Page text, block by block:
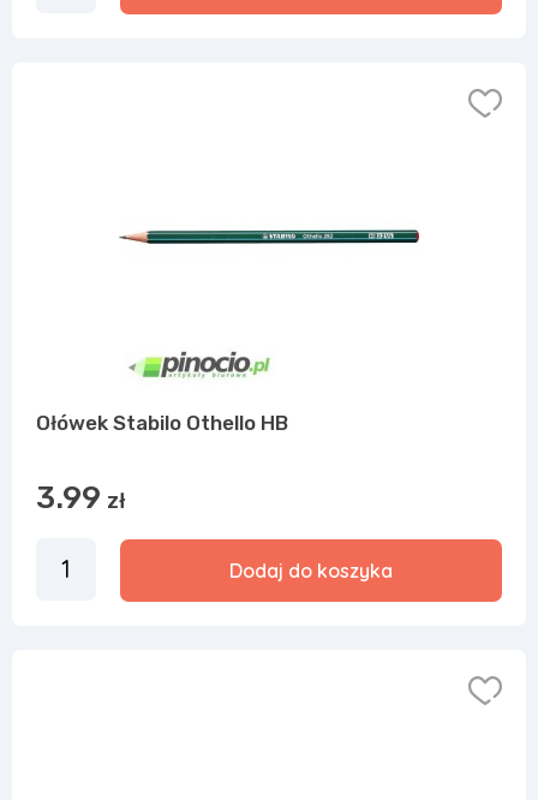
Ołówek Stabilo Othello HB
3.99 zł
Dodaj do koszyka